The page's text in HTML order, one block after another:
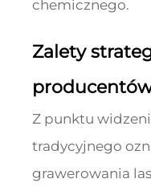
chemicznego.
Zalety
Z punktu
tradycyjnego
grawerowania